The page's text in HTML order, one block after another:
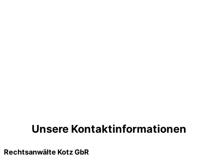
Unsere Kontaktinformationen
Rechtsanwälte Kotz GbR